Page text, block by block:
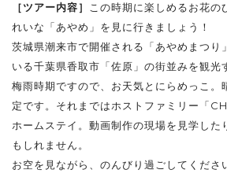
［ツアー内容］
この時期に楽しめるお花の
れいな「あやめ」を見に行きましょう！
茨城県潮来市で開催される「あやめまつり
いる千葉県香取市「佐原」の街並みを観光
梅雨時期ですので、お天気とにらめっこ。
定です。それまではホストファミリー「
ホームステイ。動画制作の現場を見学した
もしれません。
お空を見ながら、のんびり過ごしてくださ